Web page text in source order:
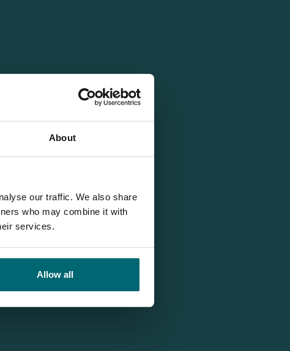
About
our traffic. We also share
who may combine it with
services.
Allow all